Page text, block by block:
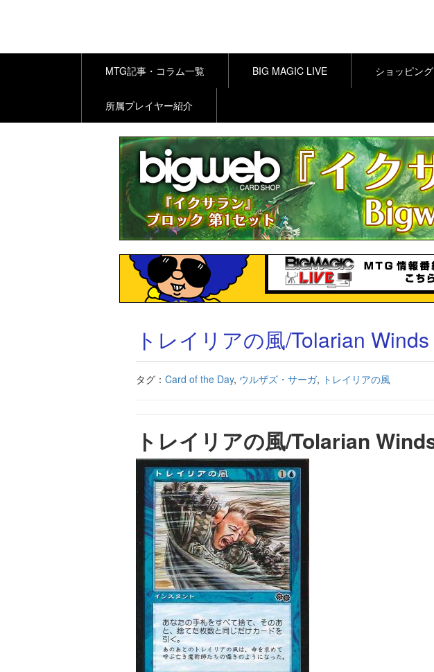
MTG記事・コラム一覧 BIG MAGIC LIVE ショッピング
所属プレイヤー紹介
トレイリアの風/Tolarian Winds
タグ： Card of the Day, ウルザズ・サーガ, トレイリアの風
トレイリアの風/Tolarian